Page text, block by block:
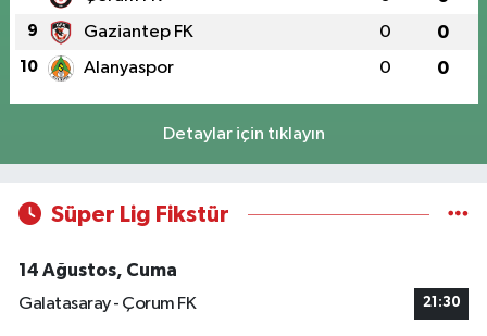
9 Gaziantep FK 0 0
10 Alanyaspor 0 0
Detaylar için tıklayın
Süper Lig Fikstür
14 Ağustos, Cuma
Galatasaray - Çorum FK
21:30